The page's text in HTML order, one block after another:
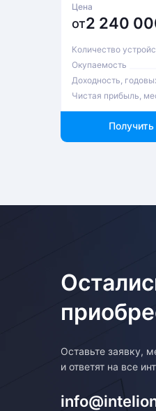
Цена
от2 240
Количество
Окупаемость
Доходность,
Чистая прибыль,
Оставьте заявку,
и ответят на все